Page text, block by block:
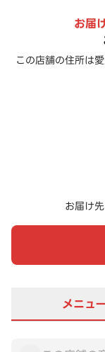
お届
この店舗の住所は
お届け
メニュー